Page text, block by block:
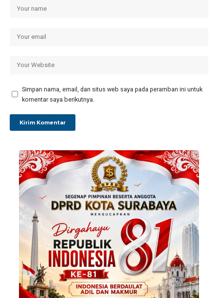
Simpan nama, email, dan situs web saya pada peramban ini untuk
komentar saya berikutnya.